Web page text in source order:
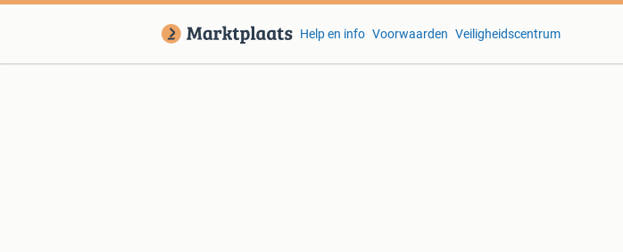
Help en info Voorwaarden Veiligheidscentrum